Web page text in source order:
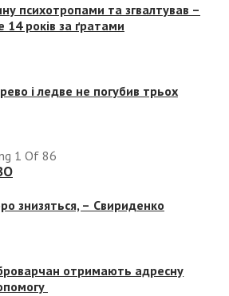
психотропами та згвалтував –
14 років за ґратами
і ледве не погубив трьох
1 Of 86
знизяться, – Свириденко
отримають адресну